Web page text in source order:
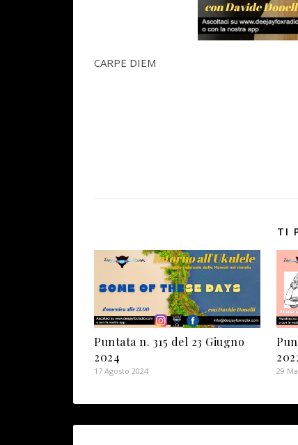
CARPE DIEM
TI
Puntata n. 315 del 23 Giugno
2024
17 Agosto 2024 29